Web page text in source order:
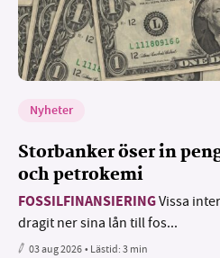
Nyheter
Storbanker öser in
och petrokemi
FOSSILFINANSIERINGVissa
dragit ner sina lån till fos...
03 aug 2026• Lästid:3 min